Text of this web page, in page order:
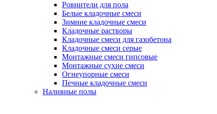
Ровнители для пола
Белые кладочные смеси
Зимние кладочные смеси
Кладочные растворы
Кладочные смеси для газобетона
Кладочные смеси серые
Монтажные смеси гипсовые
Монтажные сухие смеси
Огнеупорные смеси
Печные кладочные смеси
Наливные полы